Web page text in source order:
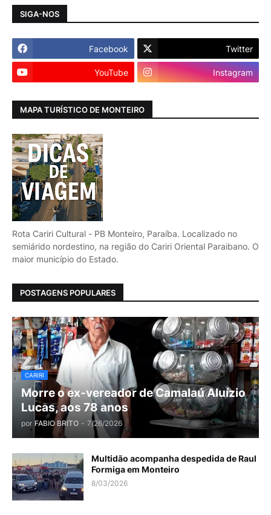
SIGA-NOS
Facebook Twitter
YouTube Instagram
MAPA TURÍSTICO DE MONTEIRO
Rota Cariri Cultural - PB Monteiro, Paraíba. Localizado no
semiárido nordestino, na região do Cariri Oriental Paraibano. O
maior município do Estado.
POSTAGENS POPULARES
CARIRI
Morre o ex-vereador de Camalaú Aluízio
Lucas, aos 78 anos
por FABIO BRITO - 7/26/2026
Multidão acompanha despedida de Raul
Formiga em Monteiro
8/03/2026